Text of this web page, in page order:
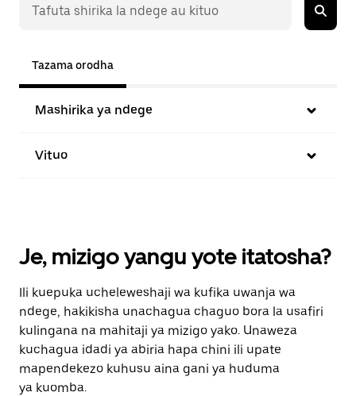
Tazama orodha
Mashirika ya ndege
Vituo
Je, mizigo yangu yote itatosha?
Ili kuepuka ucheleweshaji wa kufika uwanja wa
ndege, hakikisha unachagua chaguo bora la usafiri
kulingana na mahitaji ya mizigo yako. Unaweza
kuchagua idadi ya abiria hapa chini ili upate
mapendekezo kuhusu aina gani ya huduma
ya kuomba.